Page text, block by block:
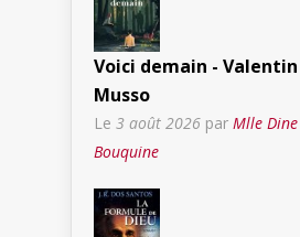
Voici demain - Valentin
Musso
Le 3 août 2026 par Mlle Dine
Bouquine